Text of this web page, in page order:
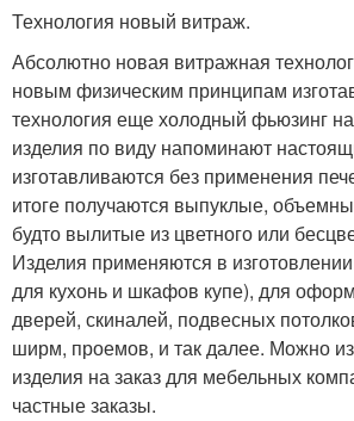
Технология новый витраж.
Абсолютно новая витражная
новым физическим принципам
технология еще холодный фьюзинг
изделия по виду напоминают
изготавливаются без применения
итоге получаются выпуклые,
будто вылитые из цветного или
Изделия применяются в
для кухонь и шкафов купе), для
дверей, скиналей, подвесных
ширм, проемов, и так далее. Можно
изделия на заказ для мебельных
частные заказы.